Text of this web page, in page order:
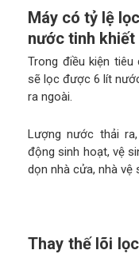
Máy có tỷ lệ
nước tinh khiết
Trong điều kiện
sẽ lọc được 6 lít
ra ngoài.
Lượng nước thải
động sinh hoạt, vệ
dọn nhà cửa, nhà vệ
Thay thế lõi